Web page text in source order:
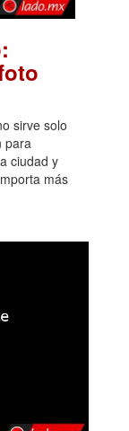
sirve solo
para
ciudad y
más